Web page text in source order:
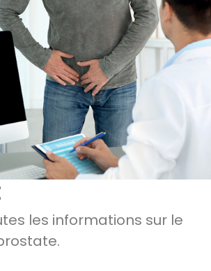
les informations sur le